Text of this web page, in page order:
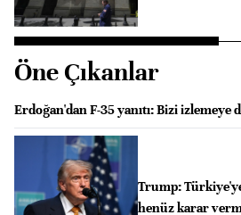
Öne Çıkanlar
Erdoğan'dan F-35 yanıtı: Bizi izlemeye
Trump:
henüz karar